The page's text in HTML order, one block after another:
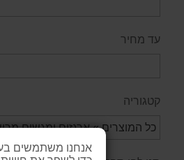
אנחנו משתמשים
עד מחיר
קטגוריה